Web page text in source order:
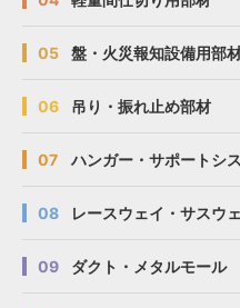
05 盤・火災報知設備用部
06 吊り・振れ止め部材
07 ハンガー・サポートシ
08 レースウェイ・サスウ
09 ダクト・メタルモール